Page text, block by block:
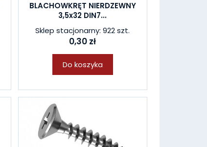
BLACHOWKRĘT NIERDZEWNY
3,5x32 DIN7...
Sklep stacjonarny: 922 szt.
0,30 zł
Do koszyka